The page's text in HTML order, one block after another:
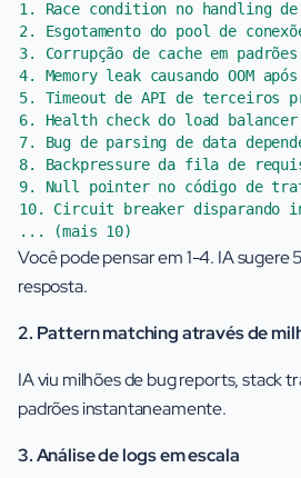
1. Race condition no handling
2. Esgotamento do pool de
3. Corrupção de cache em
4. Memory leak causando OOM
5. Timeout de API de terceiros
6. Health check do load
7. Bug de parsing de data
8. Backpressure da fila de
9. Null pointer no código de
10. Circuit breaker disparando
Você pode pensar em 1-4. IA sugere
resposta.
2. Pattern matching através de
IA viu milhões de bug reports, stack
padrões instantaneamente.
3. Análise de logs em escala